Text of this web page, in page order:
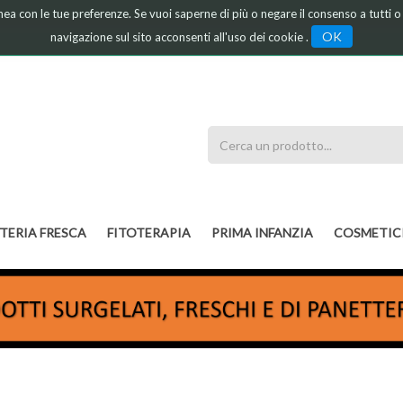
con le tue preferenze. Se vuoi saperne di più o negare il consenso a tutti
navigazione sul sito acconsenti all'uso dei cookie .
OK
Prodotto
FRESCA FITOTERAPIA PRIMA INFANZIA